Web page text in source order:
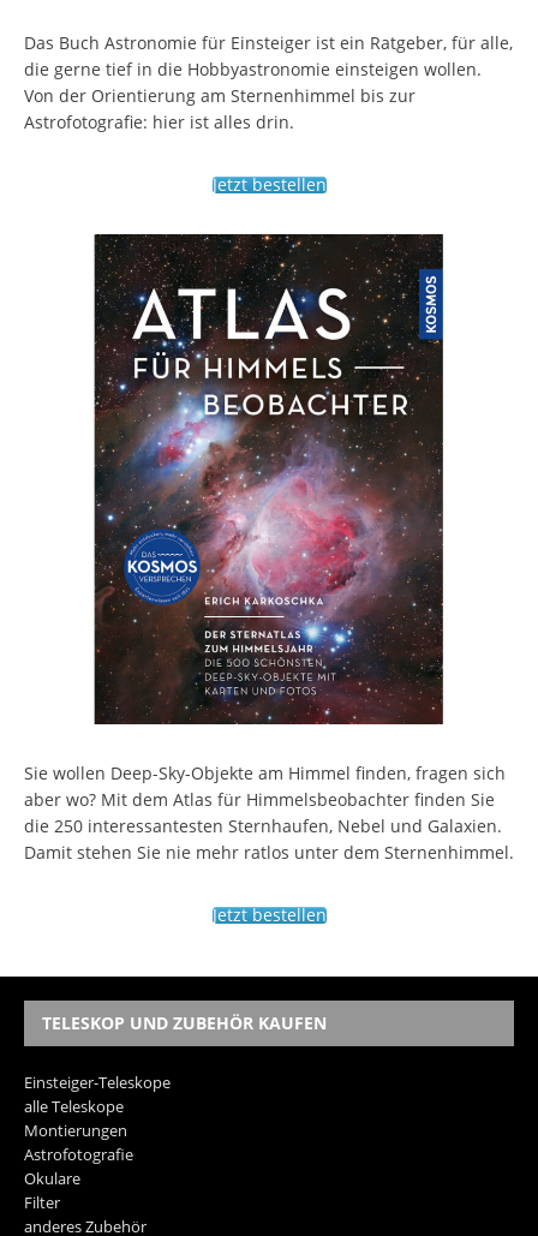
Das Buch Astronomie für Einsteiger ist ein Ratgeber, für alle,
die gerne tief in die Hobbyastronomie einsteigen wollen.
Von der Orientierung am Sternenhimmel bis zur
Astrofotografie: hier ist alles drin.
Jetzt bestellen
Sie wollen Deep-Sky-Objekte am Himmel finden, fragen sich
aber wo? Mit dem Atlas für Himmelsbeobachter finden Sie
die 250 interessantesten Sternhaufen, Nebel und Galaxien.
Damit stehen Sie nie mehr ratlos unter dem Sternenhimmel.
Jetzt bestellen
TELESKOP UND ZUBEHÖR KAUFEN
Einsteiger-Teleskope
alle Teleskope
Montierungen
Astrofotografie
Okulare
Filter
anderes Zubehör